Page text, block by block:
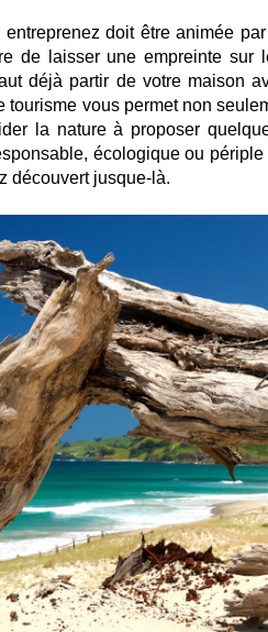
doit être animée
de laisser une empreinte sur
déjà partir de votre maison
tourisme vous permet non
la nature à proposer
écologique ou
découvert jusque-là.